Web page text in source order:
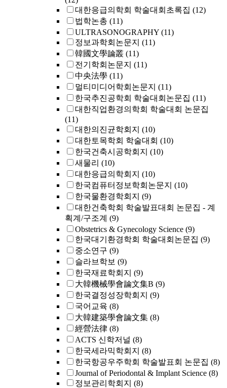
대한응급의학회 학술대회초록집 (12)
법학논총 (11)
ULTRASONOGRAPHY (11)
정보과학회논문지 (11)
韓國文學論叢 (11)
전기학회논문지 (11)
中央法學 (11)
멀티미디어학회논문지 (11)
한국추진공학회 학술대회논문집 (11)
대한직업환경의학회 학술대회 논문집
(11)
대한의진균학회지 (10)
대한토목학회 학술대회 (10)
한국건축시공학회지 (10)
새물리 (10)
대한응급의학회지 (10)
한국컴퓨터정보학회논문지 (10)
한국물환경학회지 (9)
대한건축학회 학술발표대회 논문집 - 계
획계/구조계 (9)
Obstetrics & Gynecology Science (9)
한국대기환경학회 학술대회논문집 (9)
중소연구 (9)
슬라브학보 (9)
한국재료학회지 (9)
大韓機械學會論文集B (9)
한국결정성장학회지 (9)
국어교육 (8)
大韓建築學會論文集 (8)
經營法律 (8)
ACTS 신학저널 (8)
한국세라믹학회지 (8)
한국항공우주학회 학술발표회 논문집 (8)
Journal of Periodontal & Implant Science (8)
정보관리학회지 (8)